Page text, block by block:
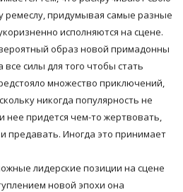
ремеслу, придумывая самые разные
исполняются на сцене.
образ новой примадонны
силы для того чтобы стать
множество приключений,
никогда популярность не
нее придется чем-то жертвовать,
предавать. Иногда это принимает
лидерские позиции на сцене
новой эпохи она